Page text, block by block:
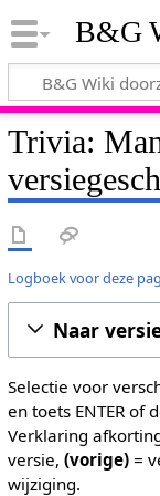
B&G
Trivia:
Logboek voor deze
Naar
Selectie voor
en toets ENTER of
Verklaring
versie, (vorige)=
wijziging.